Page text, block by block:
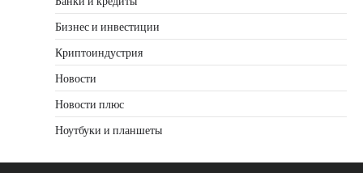
Бизнес и инвестиции
Криптоиндустрия
Новости
Новости плюс
Ноутбуки и планшеты